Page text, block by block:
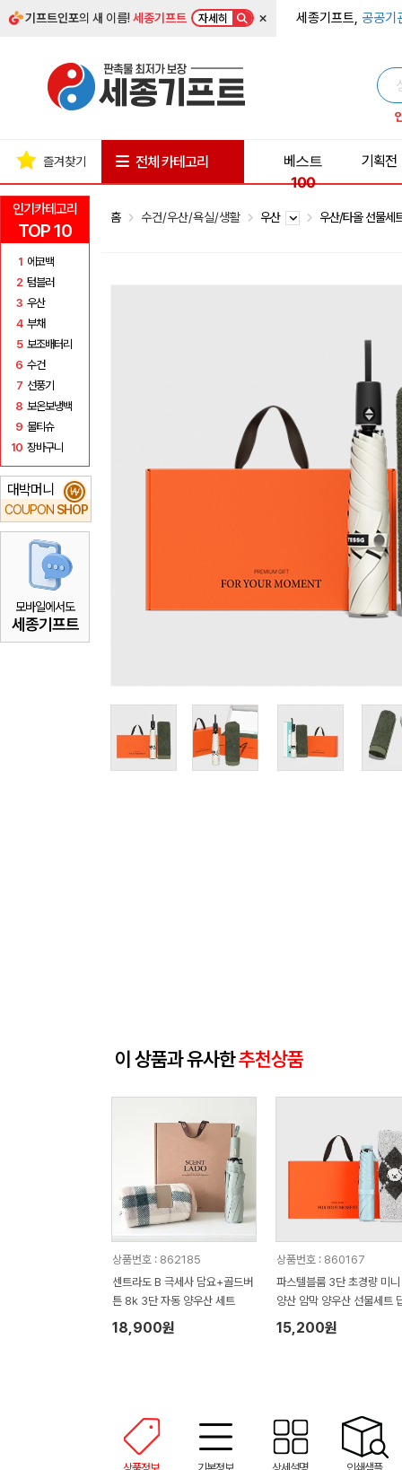
기프트인포의 새 이름!세종기프트 자세히 × 세종기프트, 공공기
인기카테고리
TOP 10
1 에코백
2 텀블러
3 우산
4 부채
5 보조배터리
6 수건
7 선풍기
8 보온보냉백
9 물티슈
10 장바구니
대박머니
COUPON SHOP
₩
모바일에서도
세종기프트
즐겨찾기 전체 카테고리
베스트
100
기획전
홈 수건/우산/욕실/생활 우산 우산/타올 선물세
이 상품과 유사한추천상품
상품번호 : 862185
센트라도 B 극세사 담요+골드버
튼 8k 3단 자동 양우산 세트
18,900원
상품번호 : 860167
파스텔블룸 3단 초경량 미니
양산 암막 양우산 선물세트
품+무한타올세트 푸들이
50g 수건세트
15,200원